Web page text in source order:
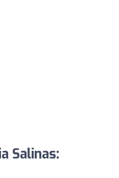
Salinas: